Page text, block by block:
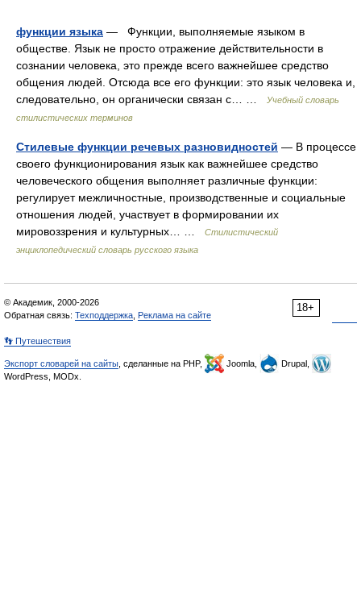
функции языка — Функции, выполняемые языком в
обществе. Язык не просто отражение действительности в
сознании человека, это прежде всего важнейшее средство
общения людей. Отсюда все его функции: это язык человека и,
следовательно, он органически связан с… …
Учебный словарь
стилистических терминов
Стилевые функции речевых разновидностей — В процессе
своего функционирования язык как важнейшее средство
человеческого общения выполняет различные функции:
регулирует межличностные, производственные и социальные
отношения людей, участвует в формировании их
мировоззрения и культурных… …
Стилистический
энциклопедический словарь русского языка
18+
© Академик, 2000-2026
Обратная связь: Техподдержка Реклама на сайте
👣 Путешествия
Экспорт словарей на сайты , сделанные на PHP, Joomla,
Drupal,
WordPress, MODx.